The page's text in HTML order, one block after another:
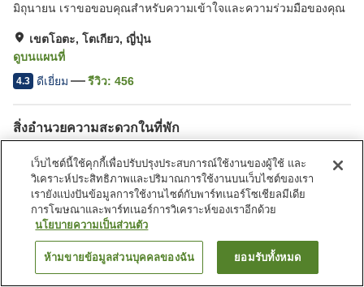
มิถุนายน เราขอขอบคุณสำหรับความเข้าใจและความร่วมมือของคุณ
เขตโอตะ, โตเกียว, ญี่ปุ่น
ดูบนแผนที่
4.3 ดีเยี่ยม รีวิว: 456
สิ่งอำนวยความสะดวกในที่พัก
บริการซักผ้า (มีค่าบริการ)
หน้าแรก ญี่ปุ่น โตเกียว เขตโอตะ Business Inn Nagomi
ค้นหาห้องพัก
เว็บไซต์นี้ใช้คุกกี้เพื่อปรับปรุงประสบการณ์ใช้งานของผู้ใช้ และ
วิเคราะห์ประสิทธิภาพและปริมาณการใช้งานบนเว็บไซต์ของเรา
เรายังแบ่งปันข้อมูลการใช้งานไซต์กับพาร์ทเนอร์โซเชียลมีเดีย
การโฆษณาและพาร์ทเนอร์การวิเคราะห์ของเราอีกด้วย
นโยบายความเป็นส่วนตัว
ห้ามขายข้อมูลส่วนบุคคลของฉัน ยอมรับทั้งหมด